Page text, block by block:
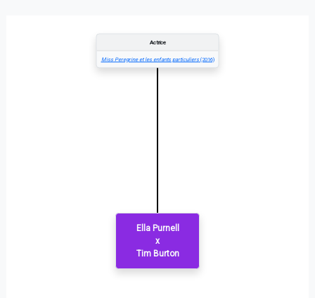
Ella Purnell
x
Tim Burton
Actrice
Miss Peregrine et les enfants particuliers(2016)